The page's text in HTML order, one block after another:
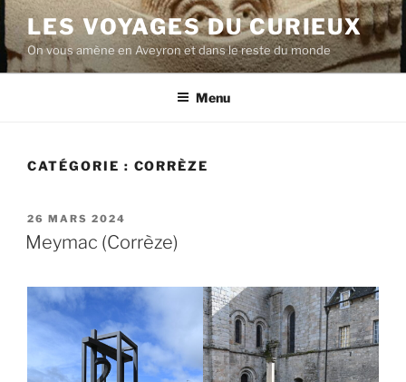
Aller
au
contenu
principal
LES VOYAGES DU CURIEUX
On vous amène en Aveyron et dans le reste du monde
Menu
CATÉGORIE : CORRÈZE
PUBLIÉ
LE
26 MARS 2024
Meymac (Corrèze)